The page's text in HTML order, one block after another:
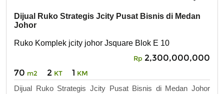
Dijual Ruko Strategis Jcity Pusat Bisnis di Medan
Johor
Ruko Komplek jcity johor Jsquare Blok E 10
Rp 2,300,000,000
70 m2 2 KT 1 KM
Dijual Ruko Strategis Jcity Pusat Bisnis di Medan Johor